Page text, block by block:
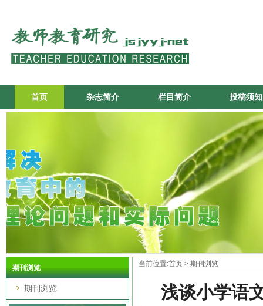
首页 杂志简介 栏目简介 投稿须知
期刊浏览
期刊浏览
当前位置:首页 > 期刊浏览
浅谈小学语